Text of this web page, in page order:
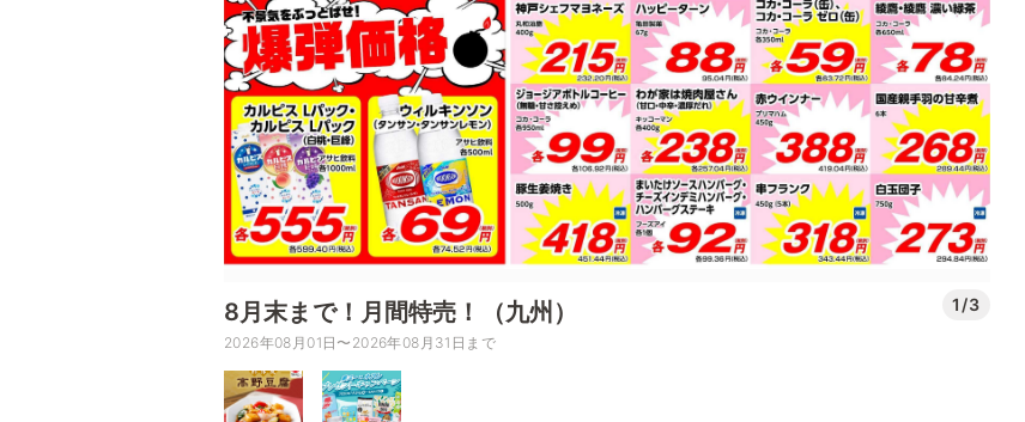
8月末まで！月間特売！（九州） 1/3
2026年08月01日〜2026年08月31日まで